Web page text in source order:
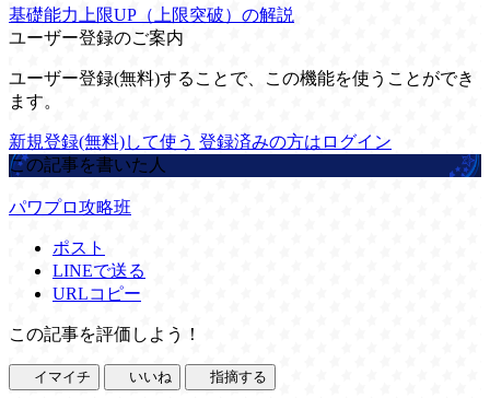
基礎能力上限UP（上限突破）の解説
ユーザー登録のご案内
ユーザー登録(無料)することで、この機能を使うことができ
ます。
新規登録(無料)して使う 登録済みの方はログイン
この記事を書いた人
パワプロ攻略班
ポスト
LINEで送る
URLコピー
この記事を評価しよう！
イマイチ いいね 指摘する